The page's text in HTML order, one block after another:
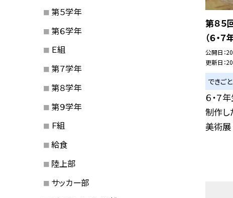
第８
（６・７
公開日
更新日
できごと
６・７
制作し
美術
第５学年
第６学年
Ｅ組
第７学年
第８学年
第９学年
Ｆ組
給食
陸上部
サッカー部